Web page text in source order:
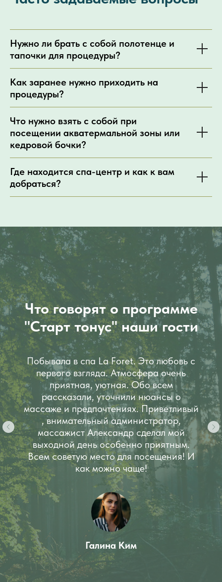
Нужно ли брать с собой полотенце и
тапочки для процедуры?
Как заранее нужно приходить на
процедуры?
Что нужно взять с собой при
посещении акватермальной зоны или
кедровой бочки?
Где находится спа-центр и как к вам
добраться?
Что говорят о программе
"Старт тонус"наши гости
Побывала в спа La Foret. Это любовь с
первого взгляда. Атмосфера очень
приятная, уютная. Обо всем
рассказали, уточнили нюансы о
массаже и предпочтениях. Приветливый
, внимательный администратор,
массажист Александр сделал мой
выходной день особенно приятным.
Всем советую место для посещения! И
как можно чаще!
Галина Ким